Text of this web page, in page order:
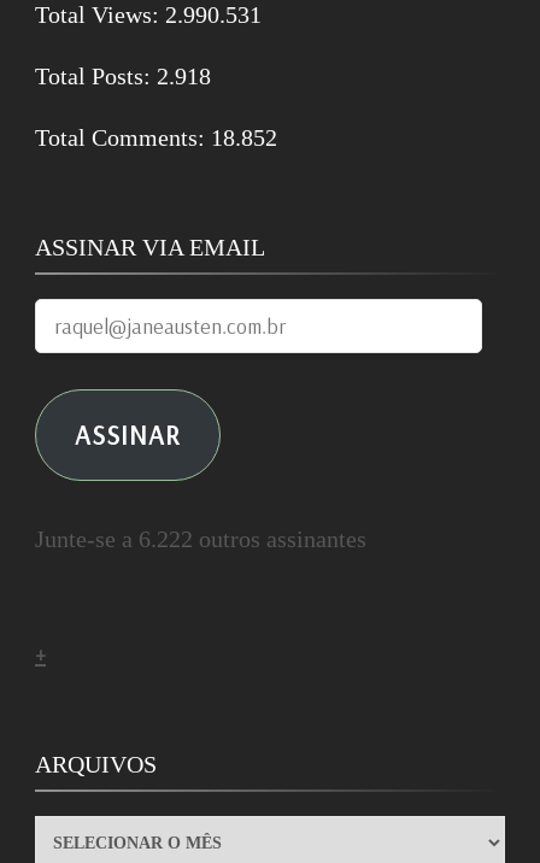
Total Views: 2.990.531
Total Posts: 2.918
Total Comments: 18.852
ASSINAR VIA EMAIL
raquel@janeausten.com.br
ASSINAR
Junte-se a 6.222 outros assinantes
+
ARQUIVOS
ARQUIVOS